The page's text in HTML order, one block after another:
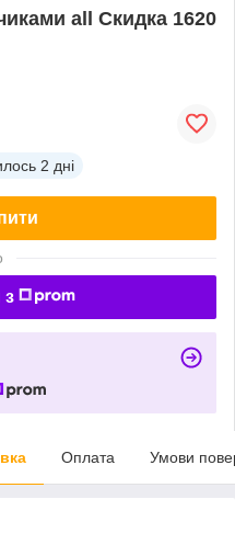
all Скидка 1620
2 дні
з
Оплата Умови